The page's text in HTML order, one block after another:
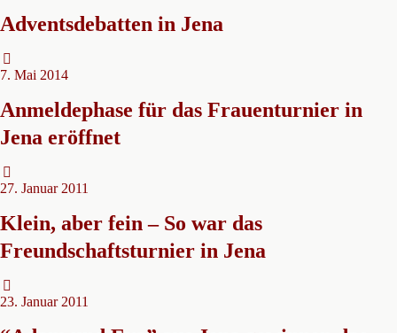
Adventsdebatten in Jena
7. Mai 2014
Anmeldephase für das Frauenturnier in
Jena eröffnet
27. Januar 2011
Klein, aber fein – So war das
Freundschaftsturnier in Jena
23. Januar 2011